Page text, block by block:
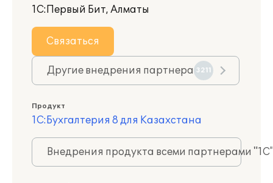
1С:Первый Бит, Алматы
Связаться
Другие внедрения партнера 3211
Продукт
1С:Бухгалтерия 8 для Казахстана
Внедрения продукта всеми партнерами